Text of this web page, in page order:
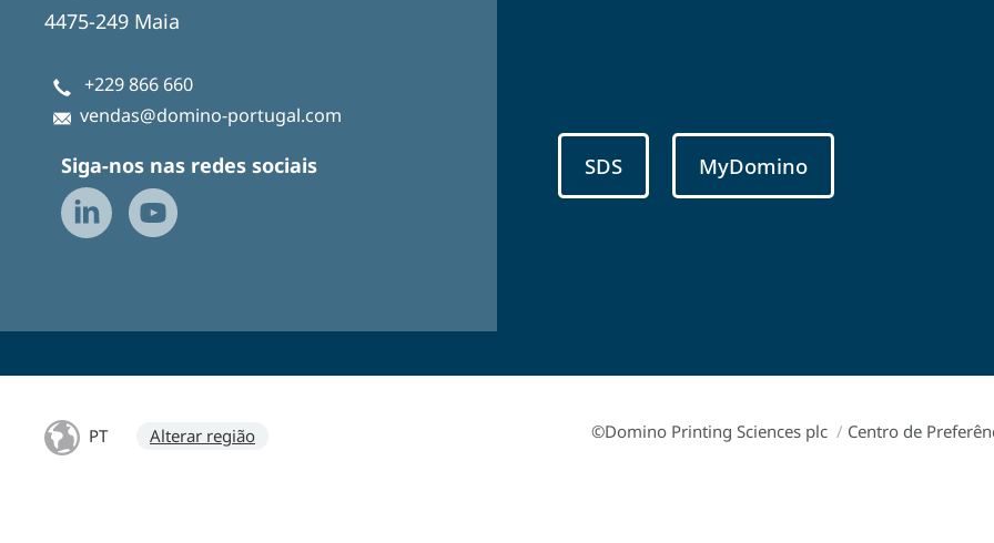
4475-249 Maia
+229 866 660
vendas@domino-portugal.com
Siga-nos nas redes sociais SDS MyDomino
PT Alterar região ©Domino Printing Sciences plc / Centro de